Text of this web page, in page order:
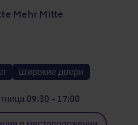
Mehr Mitte
Широкие двери
09:30 - 17:00